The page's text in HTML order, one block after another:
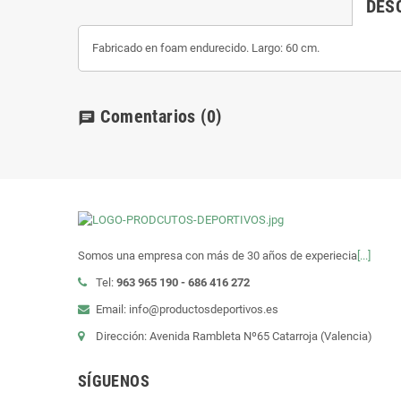
Fabricado en foam endurecido. Largo: 60 cm.
chat Comentarios (0)
Somos una empresa con más de 30 años de experiecia [...]
Tel: 963 965 190 - 686 416 272
Email: info@productosdeportivos.es
Dirección: Avenida Rambleta Nº65 Catarroja (Valencia)
SÍGUENOS